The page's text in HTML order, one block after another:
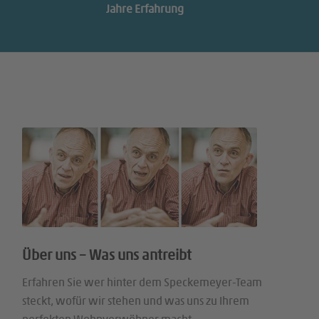
Jahre Erfahrung
Über uns – Was uns antreibt
Erfahren Sie wer hinter dem Speckemeyer-Team
steckt, wofür wir stehen und was uns zu Ihrem